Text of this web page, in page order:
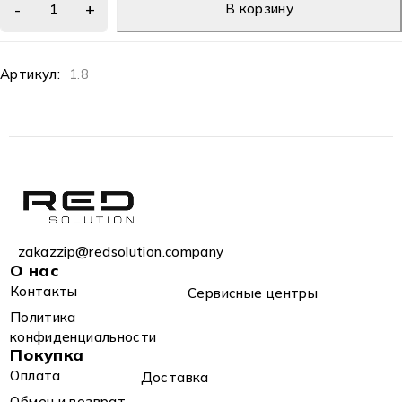
В корзину
Артикул: 1.8
zakazzip@redsolution.company
О нас
Контакты
Сервисные центры
Политика
конфиденциальности
Покупка
Оплата
Доставка